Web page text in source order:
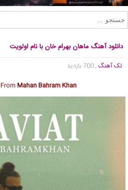
دانلود آهنگ ماهان بهرام خان با نام اولویت
تک آهنگ , 700 بازدید
From Mahan Bahram Khan